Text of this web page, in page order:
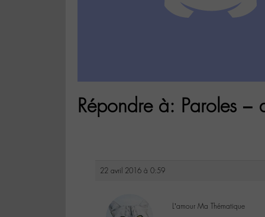
Répondre à: Paroles –
22 avril 2016 à 0:59
L’amour Ma Thématique